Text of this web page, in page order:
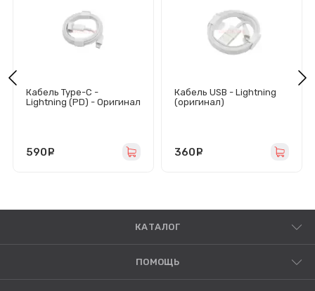
Кабель Type-C -
Lightning (PD) - Оригинал
590
Кабель USB - Lightning
(оригинал)
360
КАТАЛОГ
ПОМОЩЬ